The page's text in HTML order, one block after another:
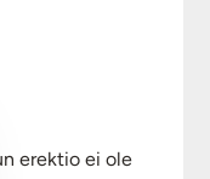
erektio ei ole